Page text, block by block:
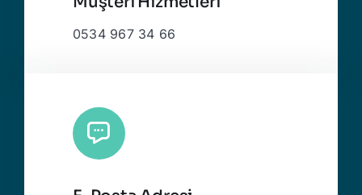
0534 967 34 66